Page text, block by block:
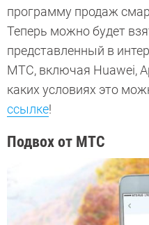
программу продаж
Теперь можно будет
представленный в
МТС, включая Huawei,
каких условиях это
ссылке!
Подвох от МТС